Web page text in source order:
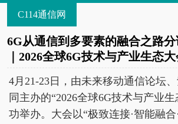
C114通信网
6G从通信到多要素的融合之路
｜2026全球6G技术与产业生态
4月21-23日，由未来移动通信论坛
同主办的“2026全球6G技术与产业
功举办。大会以“极致连接·智能融合